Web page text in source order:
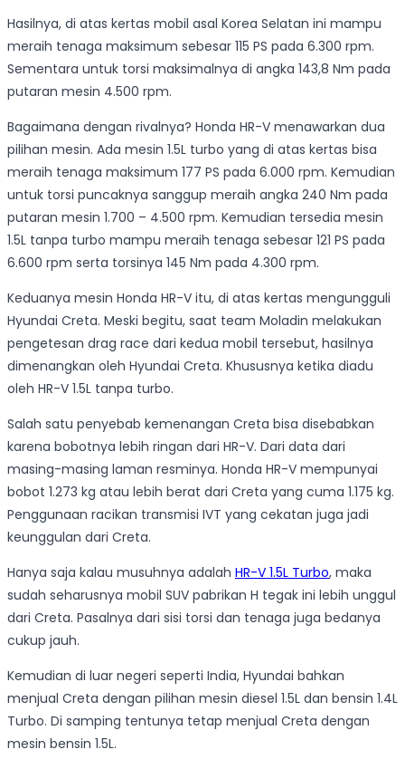
Hasilnya, di atas kertas mobil asal Korea Selatan ini mampu
meraih tenaga maksimum sebesar 115 PS pada 6.300 rpm.
Sementara untuk torsi maksimalnya di angka 143,8 Nm pada
putaran mesin 4.500 rpm.
Bagaimana dengan rivalnya? Honda HR-V menawarkan dua
pilihan mesin. Ada mesin 1.5L turbo yang di atas kertas bisa
meraih tenaga maksimum 177 PS pada 6.000 rpm. Kemudian
untuk torsi puncaknya sanggup meraih angka 240 Nm pada
putaran mesin 1.700 – 4.500 rpm. Kemudian tersedia mesin
1.5L tanpa turbo mampu meraih tenaga sebesar 121 PS pada
6.600 rpm serta torsinya 145 Nm pada 4.300 rpm.
Keduanya mesin Honda HR-V itu, di atas kertas mengungguli
Hyundai Creta. Meski begitu, saat team Moladin melakukan
pengetesan drag race dari kedua mobil tersebut, hasilnya
dimenangkan oleh Hyundai Creta. Khususnya ketika diadu
oleh HR-V 1.5L tanpa turbo.
Salah satu penyebab kemenangan Creta bisa disebabkan
karena bobotnya lebih ringan dari HR-V. Dari data dari
masing-masing laman resminya. Honda HR-V mempunyai
bobot 1.273 kg atau lebih berat dari Creta yang cuma 1.175 kg.
Penggunaan racikan transmisi IVT yang cekatan juga jadi
keunggulan dari Creta.
Hanya saja kalau musuhnya adalah HR-V 1.5L Turbo, maka
sudah seharusnya mobil SUV pabrikan H tegak ini lebih unggul
dari Creta. Pasalnya dari sisi torsi dan tenaga juga bedanya
cukup jauh.
Kemudian di luar negeri seperti India, Hyundai bahkan
menjual Creta dengan pilihan mesin diesel 1.5L dan bensin 1.4L
Turbo. Di samping tentunya tetap menjual Creta dengan
mesin bensin 1.5L.